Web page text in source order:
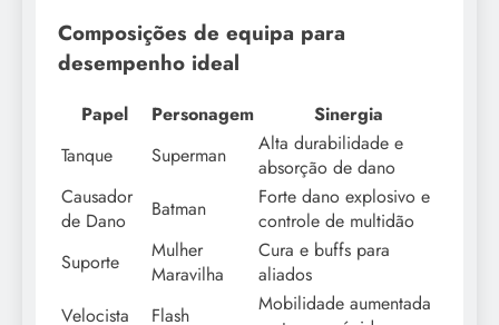
Composições de equipa para
desempenho ideal
Papel Personagem
Sinergia
Tanque
Superman
Alta durabilidade e
absorção de dano
Causador
de Dano
Batman
Forte dano explosivo e
controle de multidão
Suporte
Mulher
Maravilha
Cura e buffs para
aliados
Velocista
Flash
Mobilidade aumentada